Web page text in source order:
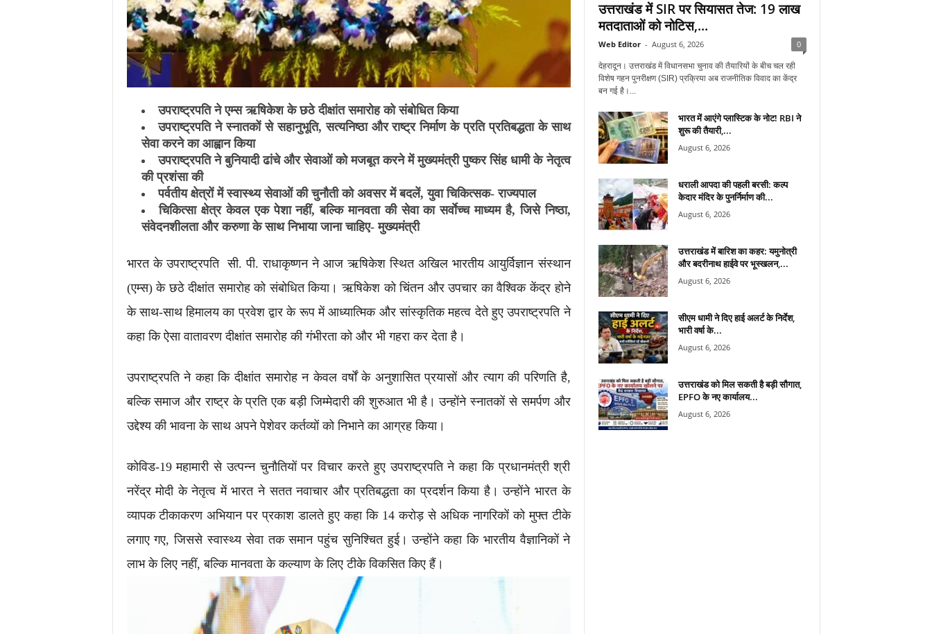
उपराष्ट्रपति ने एम्स ऋषिकेश के छठे दीक्षांत समारोह को संबोधित किया
उपराष्ट्रपति ने स्नातकों से सहानुभूति, सत्यनिष्ठा और राष्ट्र निर्माण के प्रति प्रतिबद्धता के साथ
सेवा करने का आह्वान किया
उपराष्ट्रपति ने बुनियादी ढांचे और सेवाओं को मजबूत करने में मुख्यमंत्री पुष्कर सिंह धामी के नेतृत्व
की प्रशंसा की
पर्वतीय क्षेत्रों में स्वास्थ्य सेवाओं की चुनौती को अवसर में बदलें, युवा चिकित्सक- राज्यपाल
चिकित्सा क्षेत्र केवल एक पेशा नहीं, बल्कि मानवता की सेवा का सर्वाेच्च माध्यम है, जिसे निष्ठा,
संवेदनशीलता और करुणा के साथ निभाया जाना चाहिए- मुख्यमंत्री
भारत के उपराष्ट्रपति सी. पी. राधाकृष्णन ने आज ऋषिकेश स्थित अखिल भारतीय आयुर्विज्ञान संस्थान
(एम्स) के छठे दीक्षांत समारोह को संबोधित किया। ऋषिकेश को चिंतन और उपचार का वैश्विक केंद्र होने
के साथ-साथ हिमालय का प्रवेश द्वार के रूप में आध्यात्मिक और सांस्कृतिक महत्व देते हुए उपराष्ट्रपति ने
कहा कि ऐसा वातावरण दीक्षांत समारोह की गंभीरता को और भी गहरा कर देता है।
उपराष्ट्रपति ने कहा कि दीक्षांत समारोह न केवल वर्षों के अनुशासित प्रयासों और त्याग की परिणति है,
बल्कि समाज और राष्ट्र के प्रति एक बड़ी जिम्मेदारी की शुरुआत भी है। उन्होंने स्नातकों से समर्पण और
उद्देश्य की भावना के साथ अपने पेशेवर कर्तव्यों को निभाने का आग्रह किया।
कोविड-19 महामारी से उत्पन्न चुनौतियों पर विचार करते हुए उपराष्ट्रपति ने कहा कि प्रधानमंत्री श्री
नरेंद्र मोदी के नेतृत्व में भारत ने सतत नवाचार और प्रतिबद्धता का प्रदर्शन किया है। उन्होंने भारत के
व्यापक टीकाकरण अभियान पर प्रकाश डालते हुए कहा कि 14 करोड़ से अधिक नागरिकों को मुफ्त टीके
लगाए गए, जिससे स्वास्थ्य सेवा तक समान पहुंच सुनिश्चित हुई। उन्होंने कहा कि भारतीय वैज्ञानिकों ने
लाभ के लिए नहीं, बल्कि मानवता के कल्याण के लिए टीके विकसित किए हैं।
उत्तराखंड में SIR पर सियासत तेज: 19 लाख
मतदाताओं को नोटिस,...
Web Editor - August 6, 2026 0
देहरादून। उत्तराखंड में विधानसभा चुनाव की तैयारियों के बीच चल रही
विशेष गहन पुनरीक्षण (SIR) प्रक्रिया अब राजनीतिक विवाद का केंद्र
बन गई है।...
भारत में आएंगे प्लास्टिक के नोट! RBI ने
शुरू की तैयारी,...
August 6, 2026
धराली आपदा की पहली बरसी: कल्प
केदार मंदिर के पुनर्निर्माण की...
August 6, 2026
उत्तराखंड में बारिश का कहर: यमुनोत्री
और बदरीनाथ हाईवे पर भूस्खलन,...
August 6, 2026
सीएम धामी ने दिए हाई अलर्ट के निर्देश,
भारी वर्षा के...
August 6, 2026
उत्तराखंड को मिल सकती है बड़ी सौगात,
EPFO के नए कार्यालय...
August 6, 2026